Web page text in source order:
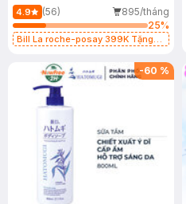
Dụng 40ml
4.9 (56)
895/tháng
25%
Bill La roche-posay 399K Tặng
(SL có hạn)
-60 %